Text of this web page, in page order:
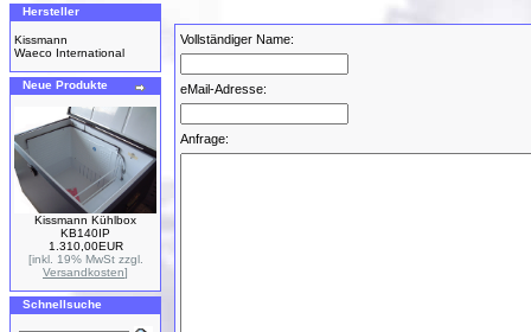
Hersteller
Kissmann
Waeco International
Neue Produkte
Kissmann Kühlbox
KB140IP
1.310,00EUR
[inkl. 19% MwSt zzgl.
Versandkosten]
Schnellsuche
Vollständiger Name:
eMail-Adresse:
Anfrage: